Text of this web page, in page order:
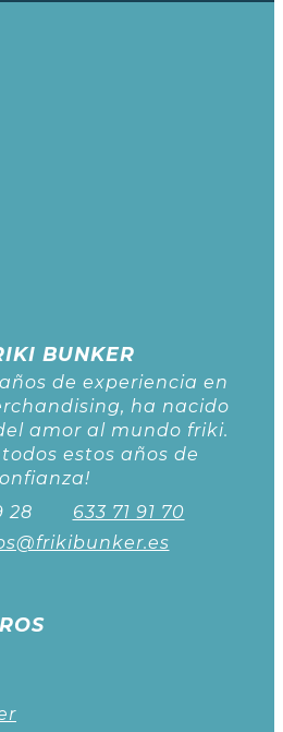
BUNKER
de experiencia en
ha nacido
amor al mundo friki.
todos estos años de
28
633 71 91 70